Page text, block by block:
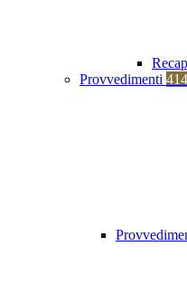
Provvedimenti 414